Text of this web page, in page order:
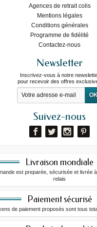
Agences de retrait colis
Mentions légales
Conditions générales
Programme de fidélité
Contactez-nous
Newsletter
Inscrivez-vous à notre
pour recevoir des offres
Suivez-nous
Livraison mondiale
est preparée, sécurisée et livrée
relais
Paiement sécurisé
de paiement proposés sont tous